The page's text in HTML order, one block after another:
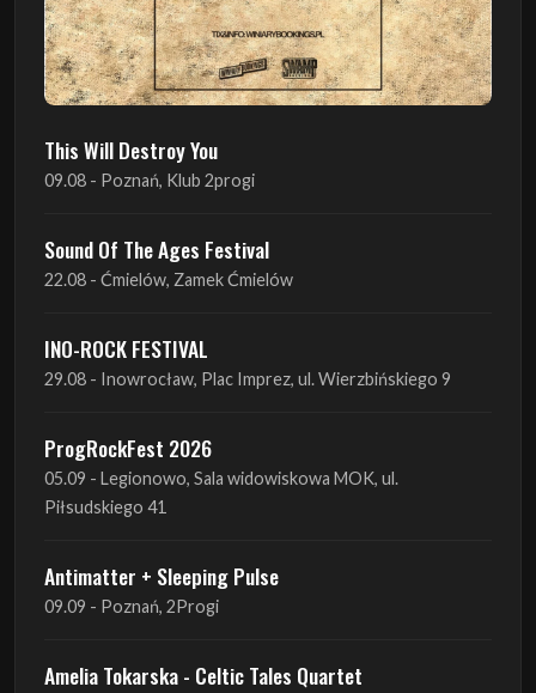
This Will Destroy You
09.08 - Poznań, Klub 2progi
Sound Of The Ages Festival
22.08 - Ćmielów, Zamek Ćmielów
INO-ROCK FESTIVAL
29.08 - Inowrocław, Plac Imprez, ul. Wierzbińskiego 9
ProgRockFest 2026
05.09 - Legionowo, Sala widowiskowa MOK, ul.
Piłsudskiego 41
Antimatter + Sleeping Pulse
09.09 - Poznań, 2Progi
Amelia Tokarska - Celtic Tales Quartet